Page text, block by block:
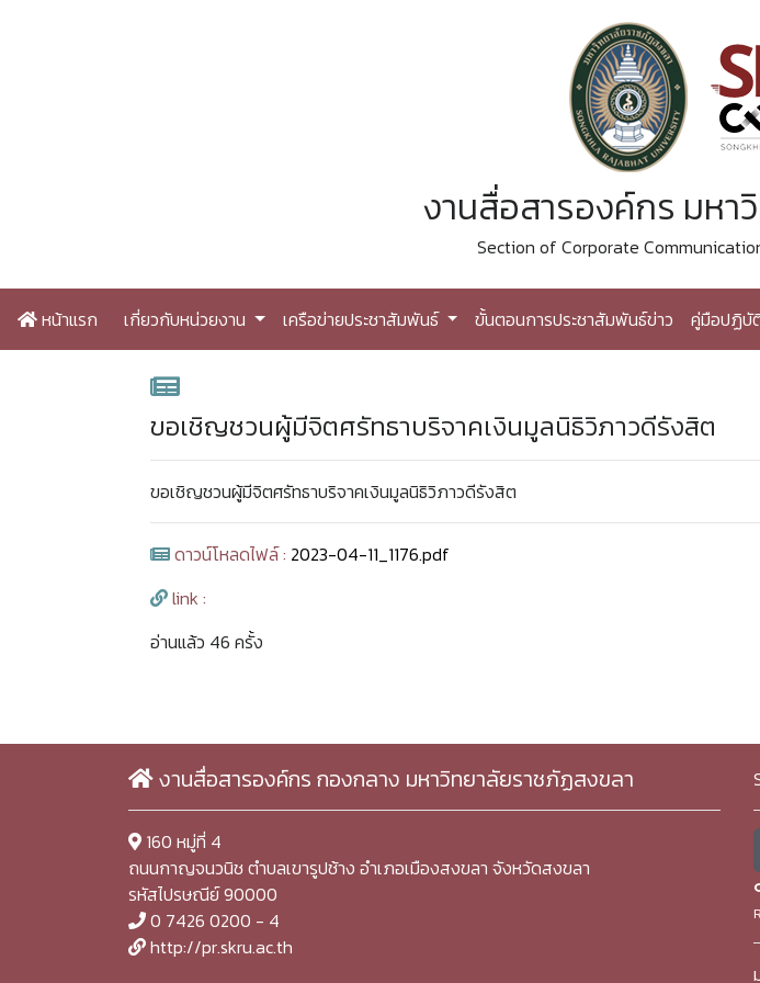
งานสื่อสารองค์กร มหา
Section of Corporate
หน้าแรก เกี่ยวกับหน่วยงาน เครือข่ายประชาสัมพันธ์ ขั้นตอนการประชาสัมพันธ์ข่าว คู่มือปฏิบั
ขอเชิญชวนผู้มีจิตศรัทธาบริจาคเงินมูลนิธิวิภาวดีรังสิต
ขอเชิญชวนผู้มีจิตศรัทธาบริจาคเงินมูลนิธิวิภาวดีรังสิต
ดาวน์โหลดไฟล์ : 2023-04-11_1176.pdf
link :
อ่านแล้ว 46 ครั้ง
งานสื่อสารองค์กร กองกลาง มหาวิทยาลัยราชภัฏสงขลา
160 หมู่ที่ 4
ถนนกาญจนวนิช ตำบลเขารูปช้าง อำเภอเมืองสงขลา จังหวัดสงขลา
รหัสไปรษณีย์ 90000
0 7426 0200 - 4
http://pr.skru.ac.th